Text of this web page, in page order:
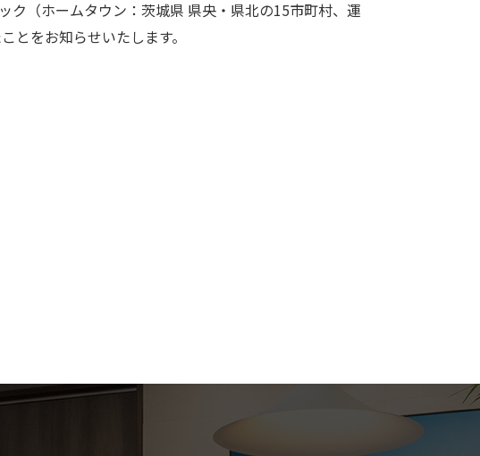
（ホームタウン：茨城県 県央・県北の15市町村、運
とをお知らせいたします。